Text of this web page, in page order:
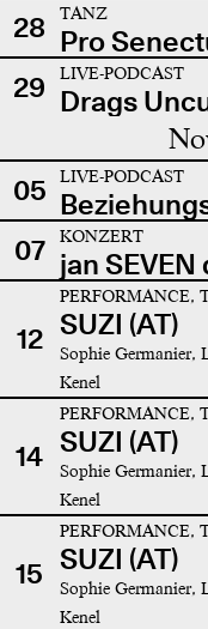
28
TANZ
Pro
29
LIVE-PODCAST
Drags
05 LIVE-PODCAST
07
KONZERT
jan
12
PERFORMANCE,
SUZI (AT)
Sophie Germanier,
Kenel
14
PERFORMANCE,
SUZI (AT)
Sophie Germanier,
Kenel
15
PERFORMANCE,
SUZI (AT)
Sophie Germanier,
Kenel